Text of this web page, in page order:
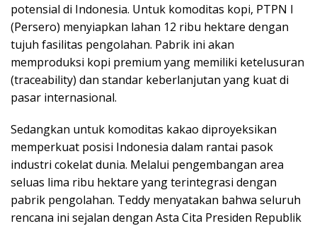
potensial di Indonesia. Untuk komoditas kopi, PTPN I
(Persero) menyiapkan lahan 12 ribu hektare dengan
tujuh fasilitas pengolahan. Pabrik ini akan
memproduksi kopi premium yang memiliki ketelusuran
(traceability) dan standar keberlanjutan yang kuat di
pasar internasional.
Sedangkan untuk komoditas kakao diproyeksikan
memperkuat posisi Indonesia dalam rantai pasok
industri cokelat dunia. Melalui pengembangan area
seluas lima ribu hektare yang terintegrasi dengan
pabrik pengolahan. Teddy menyatakan bahwa seluruh
rencana ini sejalan dengan Asta Cita Presiden Republik